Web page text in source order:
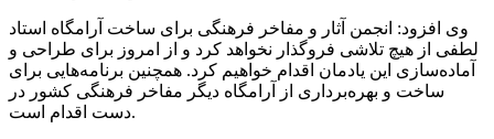
وی افزود: انجمن آثار و مفاخر فرهنگی برای ساخت آرامگاه استاد
لطفی از هیچ تلاشی فروگذار نخواهد کرد و از امروز برای طراحی و
آماده‌سازی این یادمان اقدام خواهیم کرد. همچنین برنامه‌هایی برای
ساخت و بهره‌برداری از آرامگاه دیگر مفاخر فرهنگی کشور در
دست اقدام است.